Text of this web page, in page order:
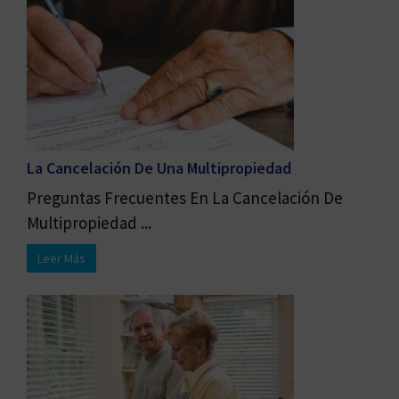
La Cancelación De Una Multipropiedad
Preguntas Frecuentes En La Cancelación De
Multipropiedad ...
Leer Más